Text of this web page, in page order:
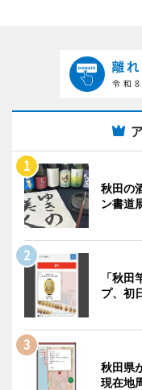
秋田の
ン書道
「秋
プ、初
秋田県
現在地